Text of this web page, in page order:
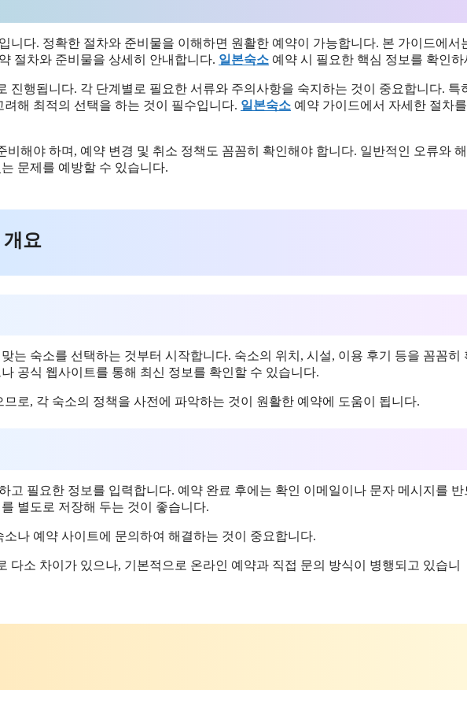
니다. 정확한 절차와 준비물을 이해하면 원활한 예약이 가능합니다. 본 가이드에서
절차와 준비물을 상세히 안내합니다. 일본숙소 예약 시 필요한 핵심 정보를 확인하
진행됩니다. 각 단계별로 필요한 서류와 주의사항을 숙지하는 것이 중요합니다. 특
해 최적의 선택을 하는 것이 필수입니다. 일본숙소 예약 가이드에서 자세한 절차
비해야 하며, 예약 변경 및 취소 정책도 꼼꼼히 확인해야 합니다. 일반적인 오류와
문제를 예방할 수 있습니다.
요
는 숙소를 선택하는 것부터 시작합니다. 숙소의 위치, 시설, 이용 후기 등을 꼼꼼히
공식 웹사이트를 통해 최신 정보를 확인할 수 있습니다.
로, 각 숙소의 정책을 사전에 파악하는 것이 원활한 예약에 도움이 됩니다.
고 필요한 정보를 입력합니다. 예약 완료 후에는 확인 이메일이나 문자 메시지를 반
별도로 저장해 두는 것이 좋습니다.
나 예약 사이트에 문의하여 해결하는 것이 중요합니다.
다소 차이가 있으나, 기본적으로 온라인 예약과 직접 문의 방식이 병행되고 있습니